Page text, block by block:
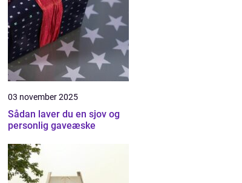
03 november 2025
Sådan laver du en sjov og
personlig gaveæske